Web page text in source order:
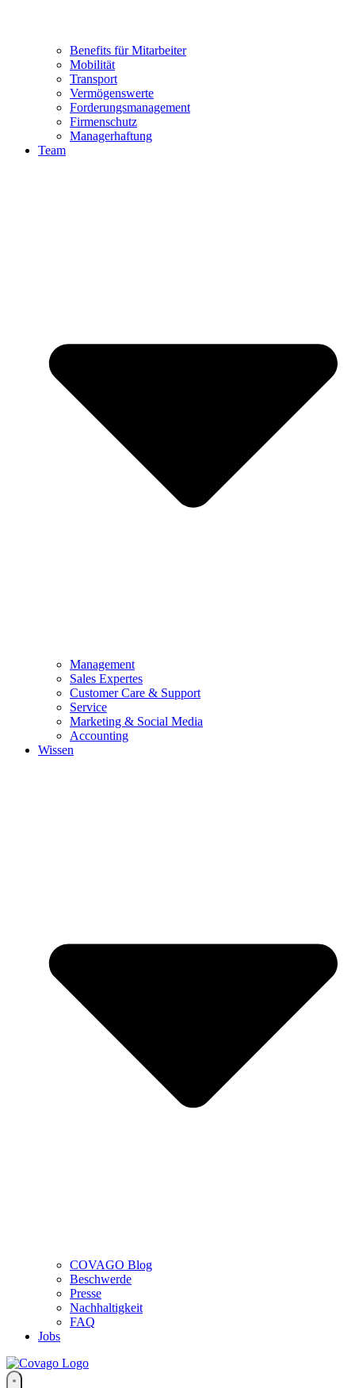
Benefits für Mitarbeiter
Mobilität
Transport
Vermögenswerte
Forderungsmanagement
Firmenschutz
Managerhaftung
Team
Management
Sales Expertes
Customer Care & Support
Service
Marketing & Social Media
Accounting
Wissen
COVAGO Blog
Beschwerde
Presse
Nachhaltigkeit
FAQ
Jobs